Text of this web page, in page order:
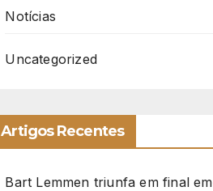
Notícias
Uncategorized
Artigos Recentes
Bart Lemmen triunfa em final